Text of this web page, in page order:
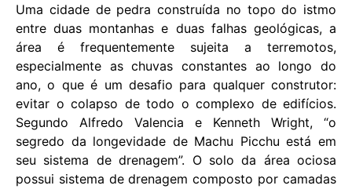
Uma cidade de pedra construída no topo do istmo
entre duas montanhas e duas falhas geológicas, a
área é frequentemente sujeita a terremotos,
especialmente as chuvas constantes ao longo do
ano, o que é um desafio para qualquer construtor:
evitar o colapso de todo o complexo de edifícios.
Segundo Alfredo Valencia e Kenneth Wright, “o
segredo da longevidade de Machu Picchu está em
seu sistema de drenagem”. O solo da área ociosa
possui sistema de drenagem composto por camadas